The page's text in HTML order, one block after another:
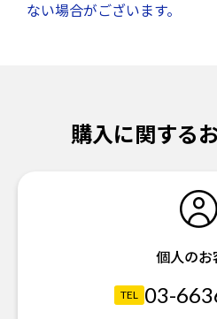
ない場合がございます。
購入に関する
個人のお
TEL 03-